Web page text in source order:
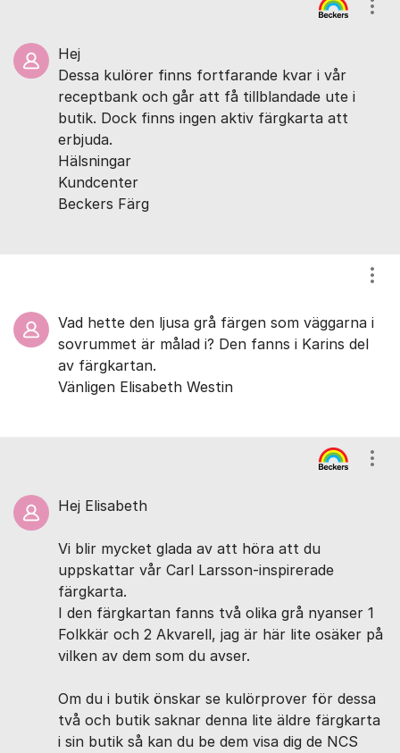
Hej
Dessa kulörer finns fortfarande kvar i vår
receptbank och går att få tillblandade ute i
butik. Dock finns ingen aktiv färgkarta att
erbjuda.
Hälsningar
Kundcenter
Beckers Färg
Vad hette den ljusa grå färgen som väggarna i
sovrummet är målad i? Den fanns i Karins del
av färgkartan.
Vänligen Elisabeth Westin
Hej Elisabeth
Vi blir mycket glada av att höra att du
uppskattar vår Carl Larsson-inspirerade
färgkarta.
I den färgkartan fanns två olika grå nyanser 1
Folkkär och 2 Akvarell, jag är här lite osäker på
vilken av dem som du avser.
Om du i butik önskar se kulörprover för dessa
två och butik saknar denna lite äldre färgkarta
i sin butik så kan du be dem visa dig de NCS